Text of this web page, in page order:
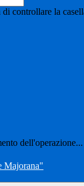
controllare la
dell'operazione...